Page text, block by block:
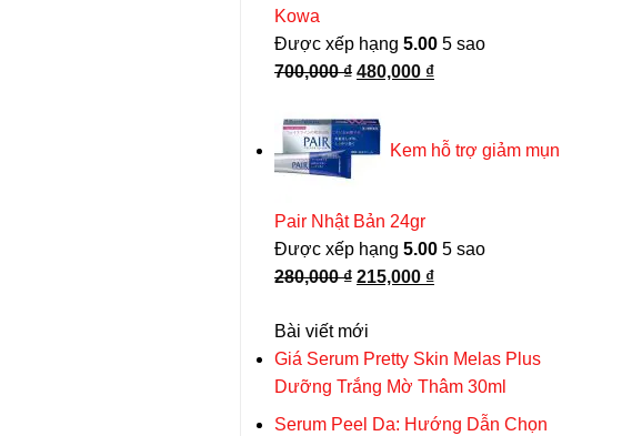
Kowa
Được xếp hạng 5.00 5 sao
700,000₫ Giá
là:
700,000 ₫.
480,000 ₫Giá
là:
Kem hỗ trợ giảm mụn
Pair Nhật Bản 24gr
Được xếp hạng 5.00 5 sao
280,000₫ Giá
là:
280,000 ₫.
215,000 ₫Giá
là:
215,000 ₫.
Bài viết mới
Giá Serum Pretty Skin Melas Plus
Dưỡng Trắng Mờ Thâm 30ml
Serum Peel Da: Hướng Dẫn Chọn